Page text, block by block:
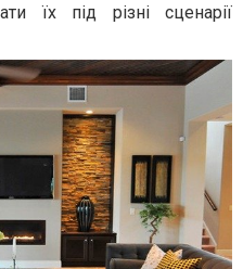
їх під різні сценарії